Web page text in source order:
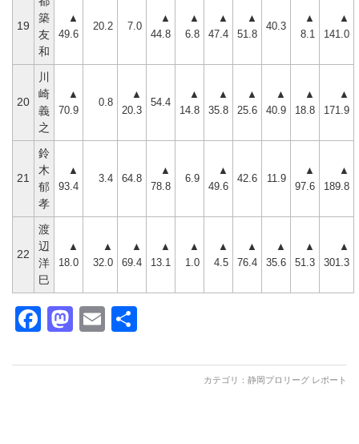
19
築
友
和
▲
49.6
20.2 7.0
▲
44.8
▲
6.8
▲
47.4
▲
51.8
40.3
▲
8.1
▲
141.0
20
川
崎
義
之
▲
70.9
0.8
▲
20.3
54.4
▲
14.8
▲
35.8
▲
25.6
▲
40.9
▲
18.8
▲
171.9
21
鈴
木
郁
孝
▲
93.4
3.4 64.8
▲
78.8
6.9
▲
49.6
42.6 11.9
▲
97.6
▲
189.8
22
渡
辺
洋
巳
▲
18.0
▲
32.0
▲
69.4
▲
13.1
▲
1.0
▲
4.5
▲
76.4
▲
35.6
▲
51.3
▲
301.3
Facebook
Mastodon
Email
カテゴリ： 静岡プロリーグ レポート